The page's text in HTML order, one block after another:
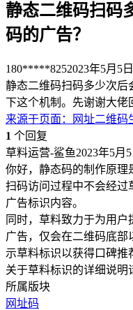
静态二维码扫码
码的广告？
180*****8252023年5月5日
静态二维码扫码多少次后
下这个机制。先谢谢大佬
来源于页面 ：
网址二维码
1 个回复
草料运营-鲨鱼2023年5月5
你好，静态码的制作原理
扫码访问过程中不会经过
广告标识内容。
同时，草料致力于为用
广告，仅会在二维码底部
示草料标识以获得口碑推
关于草料标识的详细说明
所属版块
网址码